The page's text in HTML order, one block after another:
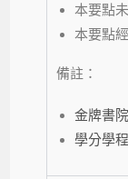
本要點
本要點
備註：
金牌書
學分學